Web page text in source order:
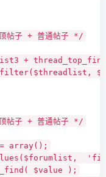
帖子 + 普通帖子 */
+
帖子 + 普通帖子 */
array();
$value );